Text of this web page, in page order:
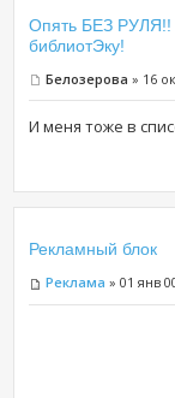
Опять БЕЗ РУЛЯ!!
библиотЭку!
Белозерова » 16
И меня тоже в
Рекламный блок
Реклама » 01 янв